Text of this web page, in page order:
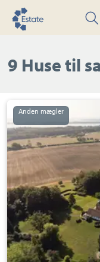
Søg
9 Huse til
Villa:
Langebækgårdvej
3,
4772
Langebæk